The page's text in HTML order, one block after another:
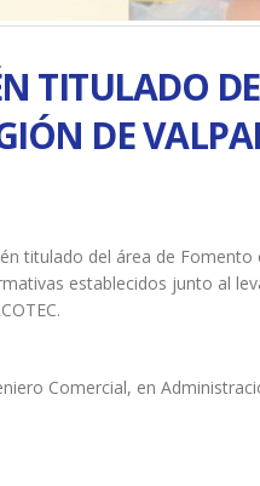
TITULADO
DE
titulado del área de Fomento
establecidos junto al
Comercial, en